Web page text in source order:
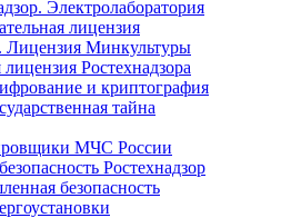
Электролаборатория
лицензия
Минкультуры
Ростехнадзора
и криптография
тайна
МЧС России
Ростехнадзор
безопасность